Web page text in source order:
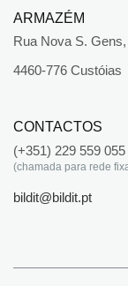
ARMAZÉM
Rua Nova S. Gens,
4460-776 Custóias
CONTACTOS
(+351) 229 559 055
(chamada para rede
bildit@bildit.pt